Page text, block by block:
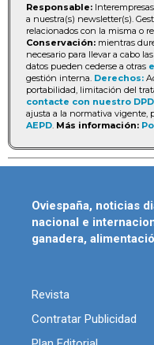
Responsable: Interempresas
a nuestra(s) newsletter(s).
relacionados con la misma o
Conservación: mientras
necesario para llevar a cabo
datos pueden cederse a otras
gestión interna. Derechos:
portabilidad, limitación del
contacte con nuestro DPD
ajusta a la normativa vigente,
AEPD Más información:
Oviespaña, noticias
nacional e
ganadera,
Revista
Contratar Publicidad